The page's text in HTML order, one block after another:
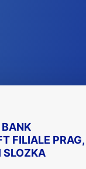
FILIALE PRAG,
SLOZKA